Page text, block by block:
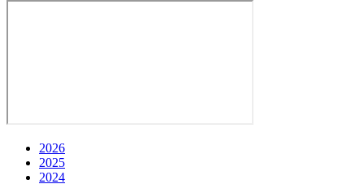
2026
2025
2024